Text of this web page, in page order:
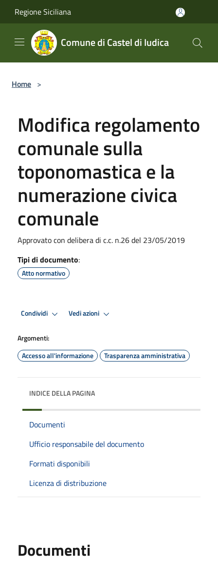
Regione Siciliana
Comune di Castel di Iudica
Home >
Modifica regolamento
comunale sulla
toponomastica e la
numerazione civica
comunale
Approvato con delibera di c.c. n.26 del 23/05/2019
Tipi di documento:
Atto normativo
Condividi Vedi azioni
Argomenti:
Accesso all'informazione
Trasparenza amministrativa
INDICE DELLA PAGINA
Documenti
Ufficio responsabile del documento
Formati disponibili
Licenza di distribuzione
Documenti